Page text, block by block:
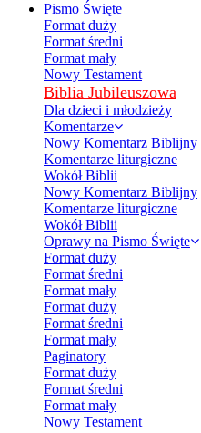
Pismo Święte
Format duży
Format średni
Format mały
Nowy Testament
Biblia Jubileuszowa
Dla dzieci i młodzieży
Komentarze
Nowy Komentarz Biblijny
Komentarze liturgiczne
Wokół Biblii
Nowy Komentarz Biblijny
Komentarze liturgiczne
Wokół Biblii
Oprawy na Pismo Święte
Format duży
Format średni
Format mały
Format duży
Format średni
Format mały
Paginatory
Format duży
Format średni
Format mały
Nowy Testament